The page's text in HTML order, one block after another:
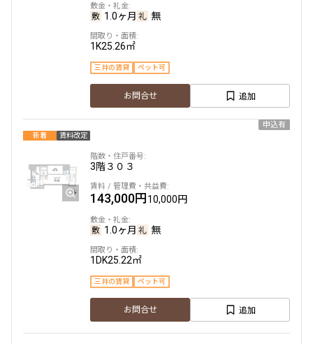
1.0ヶ月 無
1K25.26㎡
三井の賃貸 ペット可
お問合せ 追加
新着 賃料改定
申込有
3階３０３
143,000円10,000円
1.0ヶ月 無
1DK25.22㎡
三井の賃貸 ペット可
お問合せ 追加